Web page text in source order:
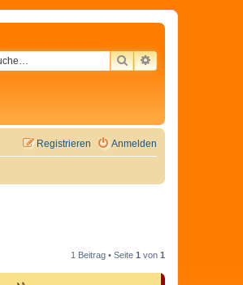
SUCHEERWEITERTE
Anmelden
Registrieren
1 Beitrag • Seite 1 von 1